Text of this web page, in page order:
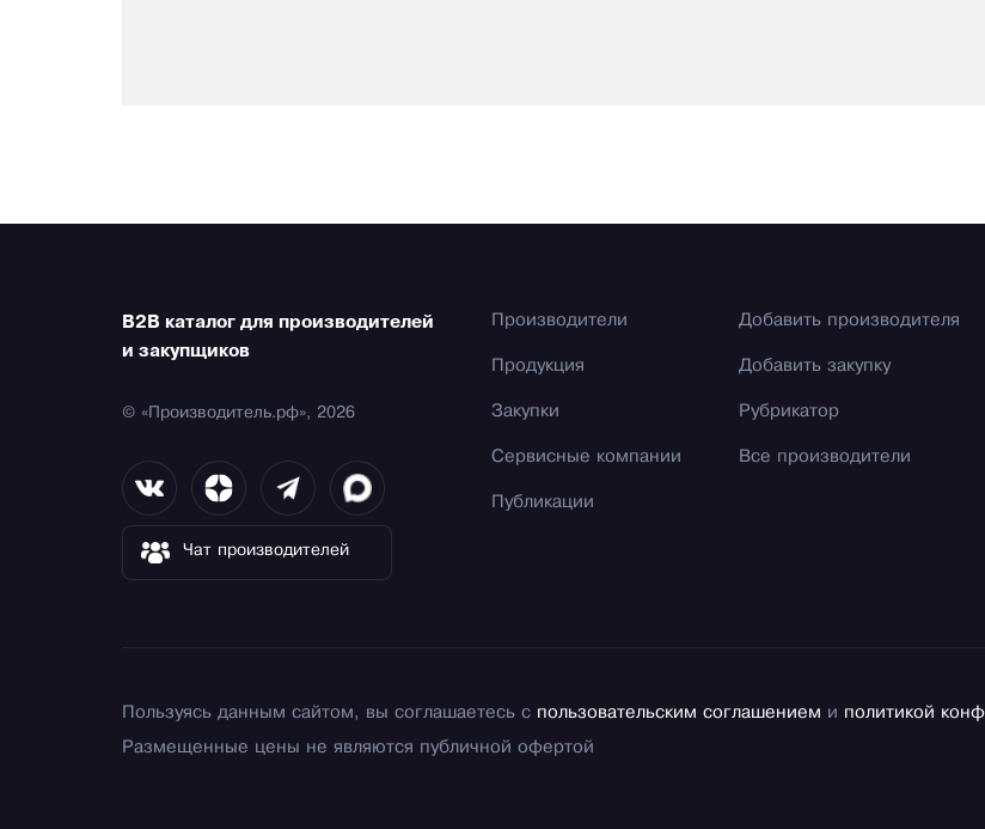
B2B каталог для производителей
и закупщиков
© «Производитель.рф», 2026
Чат производителей
Производители
Продукция
Закупки
Сервисные компании
Публикации
Добавить производителя
Добавить закупку
Рубрикатор
Все производители
Пользуясь данным сайтом, вы соглашаетесь с пользовательским соглашением и политикой
Размещенные цены не являются публичной офертой